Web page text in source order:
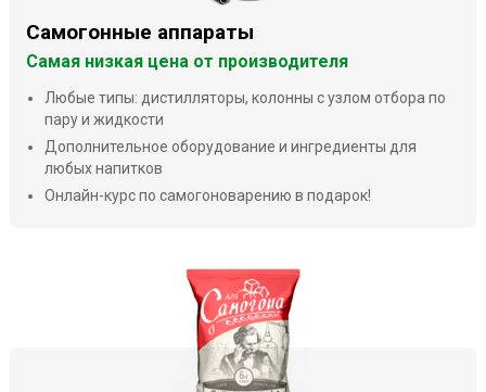
Самогонные аппараты
Самая низкая цена от производителя
Любые типы: дистилляторы, колонны с узлом отбора по
пару и жидкости
Дополнительное оборудование и ингредиенты для
любых напитков
Онлайн-курс по самогоноварению в подарок!